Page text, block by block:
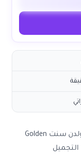
كوبون خصم بقيمة 50 ريال من موقع قولدن سنت Golden